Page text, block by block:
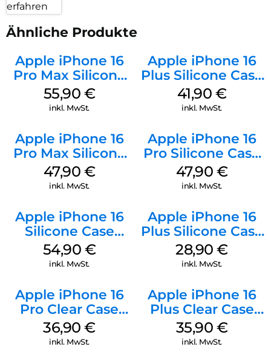
erfahren
Ähnliche Produkte
Apple iPhone 16
Pro Max Silicone
Case MagSafe
Stone Gray
55,90 €
inkl. MwSt.
Apple iPhone 16
Plus Silicone Case
MagSafe Stone
Gray
41,90 €
inkl. MwSt.
Apple iPhone 16
Pro Max Silicone
Case MagSafe
Black
47,90 €
inkl. MwSt.
Apple iPhone 16
Pro Silicone Case
MagSafe Denim
47,90 €
inkl. MwSt.
Apple iPhone 16
Silicone Case
MagSafe Black
54,90 €
inkl. MwSt.
Apple iPhone 16
Plus Silicone Case
MagSafe Black
28,90€
inkl. MwSt.
Apple iPhone 16
Pro Clear Case
MagSafe
Transparent
36,90€
inkl. MwSt.
Apple iPhone 16
Plus Clear Case
MagSafe
Transparent
35,90 €
inkl. MwSt.